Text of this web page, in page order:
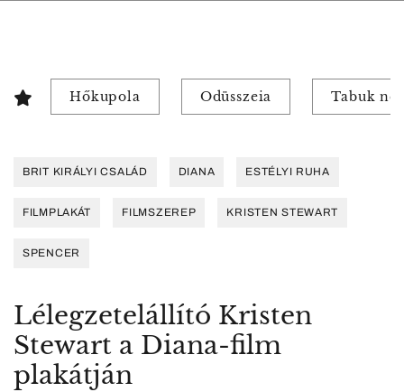
Hőkupola Odüsszeia Tabuk
BRIT KIRÁLYI CSALÁD DIANA ESTÉLYI RUHA
FILMPLAKÁT FILMSZEREP KRISTEN STEWART
SPENCER
Lélegzetelállító Kristen
Stewart a Diana-film
plakátján